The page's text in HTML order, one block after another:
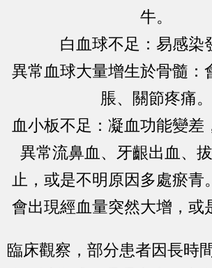
牛。
白血球不足：易感染
異常血球大量增生於骨髓：
脹、關節疼痛。
血小板不足：凝血功能變差
異常流鼻血、牙齦出血、
止，或是不明原因多處瘀青
會出現經血量突然大增，或
臨床觀察，部分患者因長時